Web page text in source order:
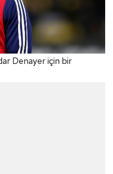
Denayer için bir